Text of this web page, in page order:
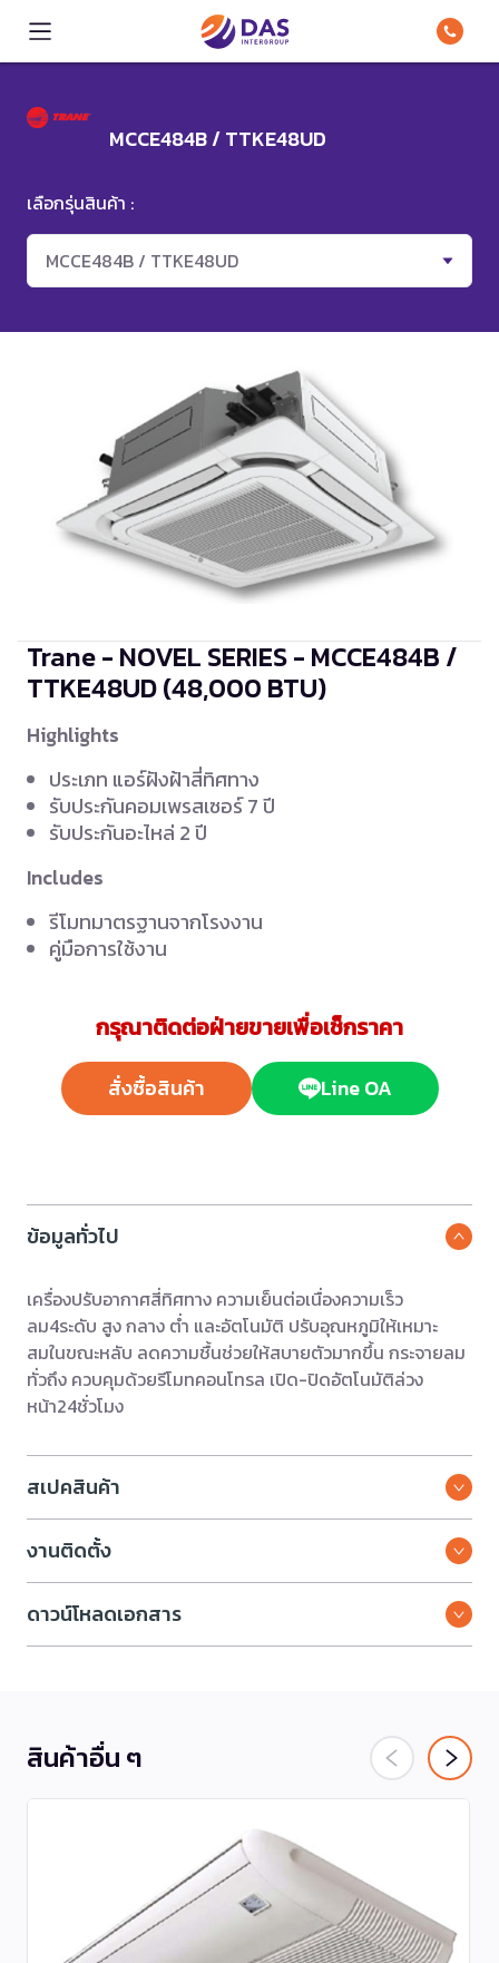
MCCE484B / TTKE48UD
เลือกรุ่นสินค้า :
MCCE484B / TTKE48UD
Trane - NOVEL SERIES - MCCE484B /
TTKE48UD(48,000 BTU)
Highlights
ประเภท แอร์ฝังฝ้าสี่ทิศทาง
รับประกันคอมเพรสเซอร์ 7 ปี
รับประกันอะไหล่ 2 ปี
Includes
รีโมทมาตรฐานจากโรงงาน
คู่มือการใช้งาน
กรุณาติดต่อฝ่ายขายเพื่อเช็กราคา
สั่งซื้อสินค้า Line OA
ข้อมูลทั่วไป
เครื่องปรับอากาศสี่ทิศทาง ความเย็นต่อเนื่องความเร็ว
ลม4ระดับ สูง กลาง ต่ำ และอัตโนมัติ ปรับอุณหภูมิให้เหมาะ
สมในขณะหลับ ลดความชื้นช่วยให้สบายตัวมากขึ้น กระจายลม
ทั่วถึง ควบคุมด้วยรีโมทคอนโทรล เปิด-ปิดอัตโนมัติล่วง
หน้า24ชั่วโมง
สเปคสินค้า
งานติดตั้ง
ดาวน์โหลดเอกสาร
สินค้าอื่น ๆ